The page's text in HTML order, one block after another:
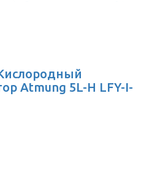
Atmung 5L-H LFY-I-